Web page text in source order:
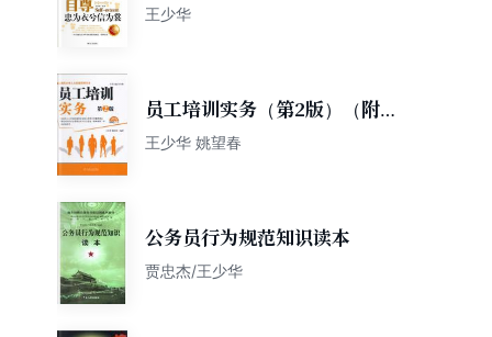
王少华
员工培训实务（第2版）（附
CD光盘1张）
王少华 姚望春
公务员行为规范知识读本
贾忠杰/王少华